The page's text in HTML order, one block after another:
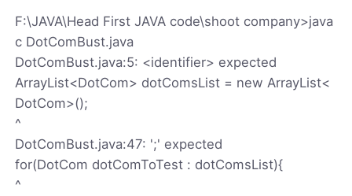
F:\JAVA\Head First JAVA code\shoot company>java
c DotComBust.java
DotComBust.java:5: <identifier> expected
ArrayList<DotCom> dotComsList = new ArrayList<
DotCom>();
^
DotComBust.java:47: ';' expected
for(DotCom dotComToTest : dotComsList){
^